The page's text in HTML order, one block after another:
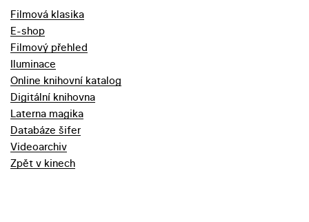
Filmová klasika
E-shop
Filmový přehled
Iluminace
Online knihovní katalog
Digitální knihovna
Laterna magika
Databáze šifer
Videoarchiv
Zpět v kinech